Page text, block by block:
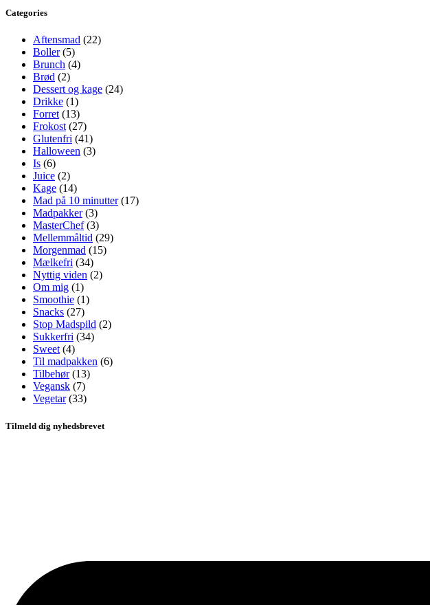
Categories
Aftensmad (22)
Boller(5)
Brunch (4)
Brød (2)
Dessert og kage (24)
Drikke (1)
Forret (13)
Frokost (27)
Glutenfri (41)
Halloween (3)
Is (6)
Juice (2)
Kage (14)
Mad på 10 minutter(17)
Madpakker(3)
MasterChef(3)
Mellemmåltid (29)
Morgenmad (15)
Mælkefri (34)
Nyttig viden (2)
Om mig (1)
Smoothie (1)
Snacks (27)
Stop Madspild (2)
Sukkerfri (34)
Sweet (4)
Til madpakken (6)
Tilbehør(13)
Vegansk (7)
Vegetar(33)
Tilmeld dig nyhedsbrevet